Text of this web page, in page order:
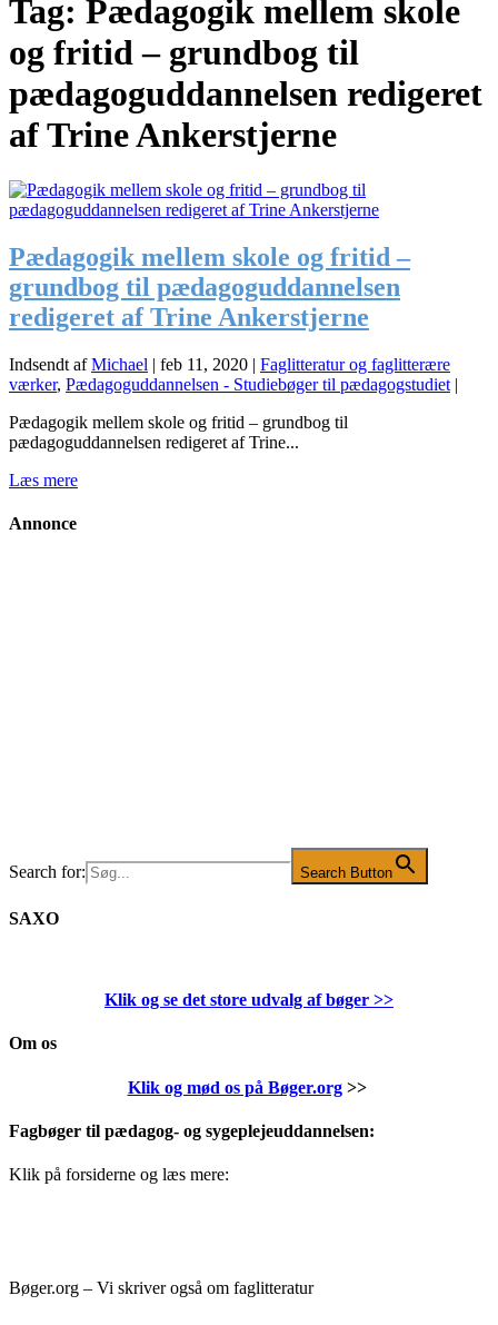
Tag: Pædagogik mellem skole
og fritid – grundbog til
pædagoguddannelsen redigeret
af Trine Ankerstjerne
Pædagogik mellem skole og fritid –
grundbog til pædagoguddannelsen
redigeret af Trine Ankerstjerne
Indsendt afMichael | feb 11, 2020 | Faglitteratur og faglitterære
værker, Pædagoguddannelsen - Studiebøger til pædagogstudiet |
Pædagogik mellem skole og fritid – grundbog til
pædagoguddannelsen redigeret af Trine...
Læs mere
Annonce
Search for: Search Button
SAXO
Klik og se det store udvalg af bøger >>
Om os
Klik og mød os på Bøger.org>>
Fagbøger til pædagog- og sygeplejeuddannelsen:
Klik på forsiderne og læs mere:
Bøger.org – Vi skriver også om faglitteratur